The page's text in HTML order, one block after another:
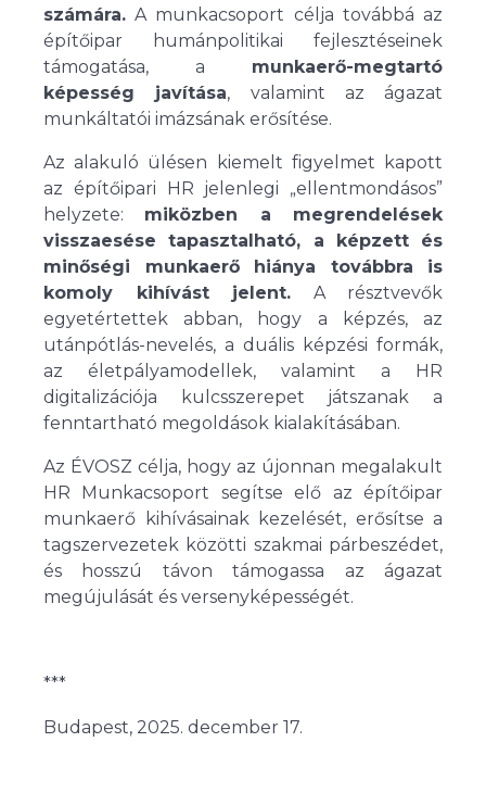
számára. A munkacsoport célja továbbá az
építőipar humánpolitikai fejlesztéseinek
támogatása, a munkaerő-megtartó
képesség javítása, valamint az ágazat
munkáltatói imázsának erősítése.
Az alakuló ülésen kiemelt figyelmet kapott
az építőipari HR jelenlegi „ellentmondásos”
helyzete: miközben a megrendelések
visszaesése tapasztalható, a képzett és
minőségi munkaerő hiánya továbbra is
komoly kihívást jelent. A résztvevők
egyetértettek abban, hogy a képzés, az
utánpótlás-nevelés, a duális képzési formák,
az életpályamodellek, valamint a HR
digitalizációja kulcsszerepet játszanak a
fenntartható megoldások kialakításában.
Az ÉVOSZ célja, hogy az újonnan megalakult
HR Munkacsoport segítse elő az építőipar
munkaerő kihívásainak kezelését, erősítse a
tagszervezetek közötti szakmai párbeszédet,
és hosszú távon támogassa az ágazat
megújulását és versenyképességét.
***
Budapest, 2025. december 17.